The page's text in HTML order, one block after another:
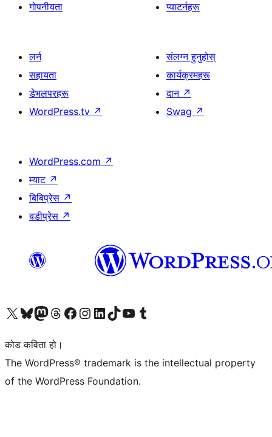
गोपनीयता
प्याटर्नहरू
लर्न
सहायता
डेभलपरहरू
WordPress.tv ↗
संलग्न हुनुहोस्
कार्यक्रमहरू
दान ↗
Swag ↗
WordPress.com ↗
म्याट ↗
बिबिप्रेस ↗
बडीप्रेस ↗
हाम्रो X (पहिले ट्विटर) खातामा जानुहोस्
हाम्रो Bluesky खाता भ्रमण गर्नुहोस्
हाम्रो म्यास्टोडन खाता भ्रमण गर्नुहोस्
हाम्रो थ्रेड्स खातामा जानुहोस्
हाम्रो फेसबुक पेजमा जानुहोस्
हाम्रो इन्स्टाग्राम खातामा जानुहोस्
हाम्रो लिङ्क्डइन खातामा जानुहोस्
हाम्रो TikTok खाता भ्रमण गर्नुहोस्
हाम्रो युट्युब च्यानलमा जानुहोस्
हाम्रो टम्बलर खाता भ्रमण गर्नुहोस्
कोड कविता हो।
The WordPress® trademark is the intellectual property
of the WordPress Foundation.